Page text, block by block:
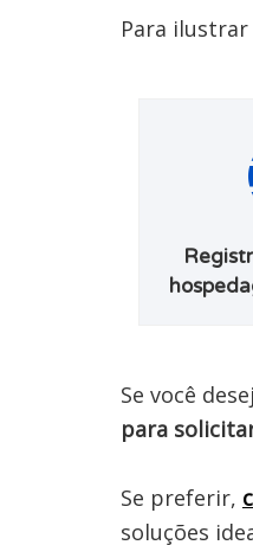
Para
Se você
para
Se preferir,